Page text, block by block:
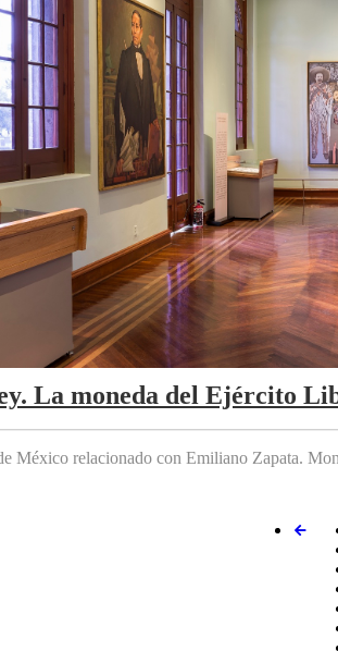
La moneda del Ejército
México relacionado con Emiliano Zapata.